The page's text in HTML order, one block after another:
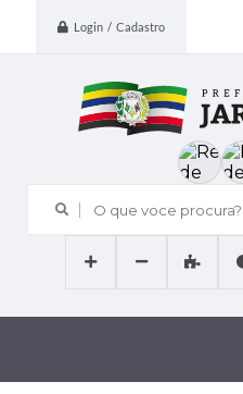
Login / Cadastro
O que voce procura?